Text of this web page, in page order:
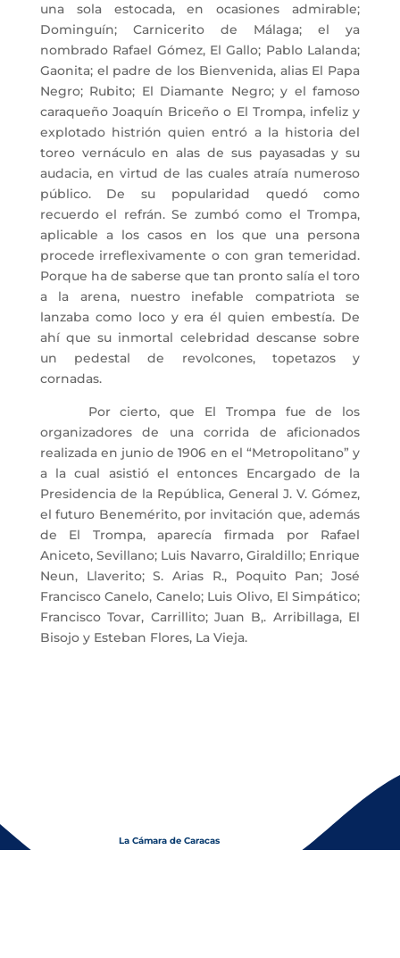
una sola estocada, en ocasiones admirable;
Dominguín; Carnicerito de Málaga; el ya
nombrado Rafael Gómez, El Gallo; Pablo Lalanda;
Gaonita; el padre de los Bienvenida, alias El Papa
Negro; Rubito; El Diamante Negro; y el famoso
caraqueño Joaquín Briceño o El Trompa, infeliz y
explotado histrión quien entró a la historia del
toreo vernáculo en alas de sus payasadas y su
audacia, en virtud de las cuales atraía numeroso
público. De su popularidad quedó como
recuerdo el refrán. Se zumbó como el Trompa,
aplicable a los casos en los que una persona
procede irreflexivamente o con gran temeridad.
Porque ha de saberse que tan pronto salía el toro
a la arena, nuestro inefable compatriota se
lanzaba como loco y era él quien embestía. De
ahí que su inmortal celebridad descanse sobre
un pedestal de revolcones, topetazos y
cornadas.
Por cierto, que El Trompa fue de los
organizadores de una corrida de aficionados
realizada en junio de 1906 en el “Metropolitano” y
a la cual asistió el entonces Encargado de la
Presidencia de la República, General J. V. Gómez,
el futuro Benemérito, por invitación que, además
de El Trompa, aparecía firmada por Rafael
Aniceto, Sevillano; Luis Navarro, Giraldillo; Enrique
Neun, Llaverito; S. Arias R., Poquito Pan; José
Francisco Canelo, Canelo; Luis Olivo, El Simpático;
Francisco Tovar, Carrillito; Juan B,. Arribillaga, El
Bisojo y Esteban Flores, La Vieja.
La Cámara de Caracas